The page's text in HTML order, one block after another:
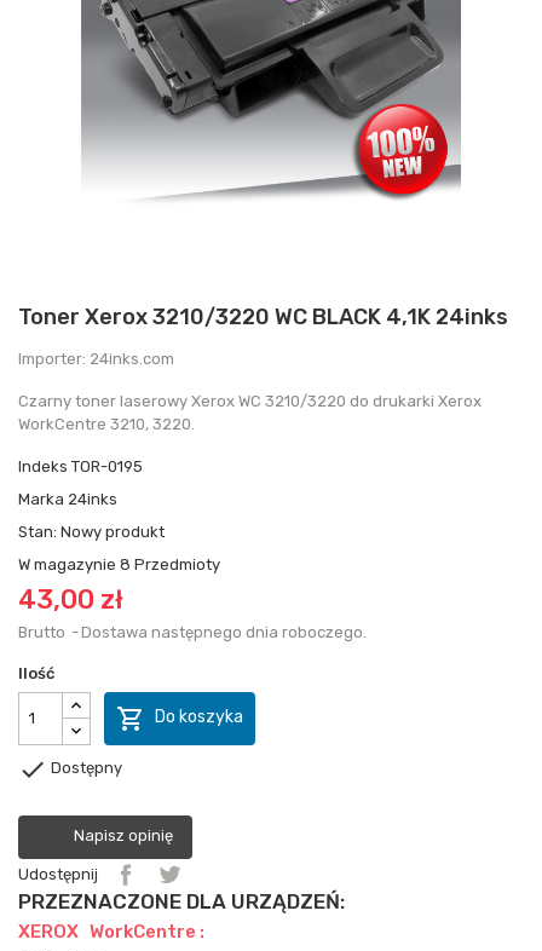
Toner Xerox 3210/3220 WC BLACK 4,1K 24inks
Importer: 24inks.com
Czarny toner laserowy Xerox WC 3210/3220 do drukarki Xerox
WorkCentre 3210, 3220.
Indeks TOR-0195
Marka 24inks
Stan: Nowy produkt
W magazynie 8 Przedmioty
43,00 zł
Brutto Dostawa następnego dnia roboczego.
Ilość
 Do koszyka
 Dostępny
Napisz opinię
Udostępnij
PRZEZNACZONE DLA URZĄDZEŃ:
XEROX WorkCentre :